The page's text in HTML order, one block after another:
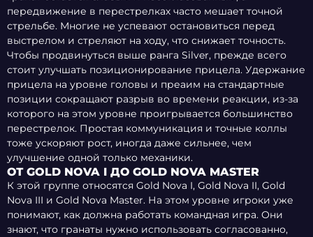
передвижение в перестрелках часто мешает точной
стрельбе. Многие не успевают остановиться перед
выстрелом и стреляют на ходу, что снижает точность.
Чтобы продвинуться выше ранга Silver, прежде всего
стоит улучшать позиционирование прицела. Удержание
прицела на уровне головы и преаим на стандартные
позиции сокращают разрыв во времени реакции, из-за
которого на этом уровне проигрывается большинство
перестрелок. Простая коммуникация и точные коллы
тоже ускоряют рост, иногда даже сильнее, чем
улучшение одной только механики.
ОТ GOLD NOVA I ДО GOLD NOVA MASTER
К этой группе относятся Gold Nova I, Gold Nova II, Gold
Nova III и Gold Nova Master. На этом уровне игроки уже
понимают, как должна работать командная игра. Они
знают, что гранаты нужно использовать согласованно,